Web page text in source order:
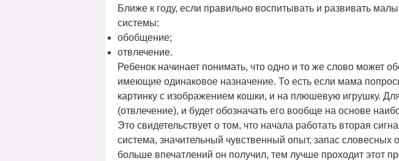
Ближе к году, если правильно воспитывать и развивать
системы:
обобщение;
отвлечение.
Ребенок начинает понимать, что одно и то же слово может
имеющие одинаковое назначение. То есть если мама
картинку с изображением кошки, и на плюшевую игрушку.
(отвлечение), и будет обозначать его вообще на основе
Это свидетельствует о том, что начала работать вторая
система, значительный чувственный опыт, запас
больше впечатлений он получил, тем лучше проходит этот